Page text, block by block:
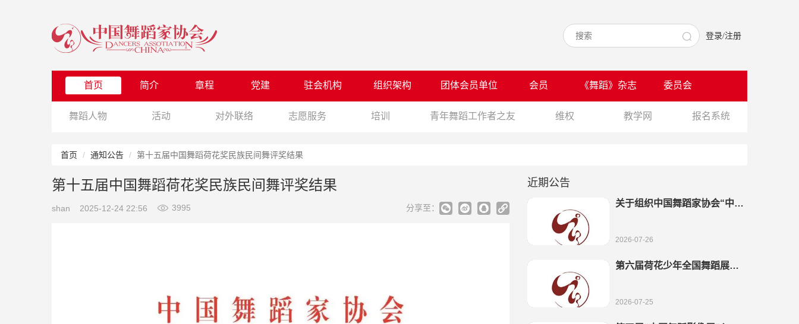
登录/注册
首页 简介 章程 党建 驻会机构 组织架构 团体会员单位 会员 《舞蹈》杂志 委员会
舞蹈人物 活动 对外联络 志愿服务 培训 青年舞蹈工作者之友 维权 教学网 报名系统
首页 通知公告 第十五届中国舞蹈荷花奖民族民间舞评奖结果
第十五届中国舞蹈荷花奖民族民间舞评奖结果
shan 2025-12-24 22:56 3995 分享至：
近期公告
关于组织中国舞蹈家协会“中国
2026-07-26
第六届荷花少年全国舞蹈展演
2026-07-25